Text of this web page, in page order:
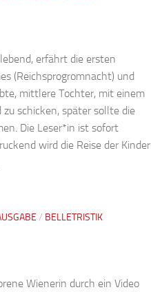
erfährt die ersten
(Reichsprogromnacht) und
mittlere Tochter, mit einem
schicken, später sollte die
Die Leser*in ist sofort
wird die Reise der Kinder
/ BELLETRISTIK
Wienerin durch ein Video